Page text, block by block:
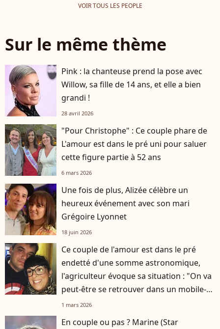
VOIR TOUS LES PEOPLE
Sur le même thème
Pink : la chanteuse prend la pose avec
Willow, sa fille de 14 ans, et elle a bien
grandi !
28 avril 2026
"Pour Christophe" : Ce couple phare de
L'amour est dans le pré uni pour saluer
cette figure partie à 52 ans
6 mars 2026
Une fois de plus, Alizée célèbre un
heureux événement avec son mari
Grégoire Lyonnet
18 juin 2026
Ce couple de l'amour est dans le pré
endetté d'une somme astronomique,
l'agriculteur évoque sa situation : "On va
peut-être se retrouver dans un mobile-
home"
1 mars 2026
En couple ou pas ? Marine (Star